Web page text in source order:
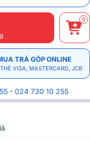
0
TRẢ GÓP ONLINE
VISA, MASTERCARD, JCB
- 024 730 10 255